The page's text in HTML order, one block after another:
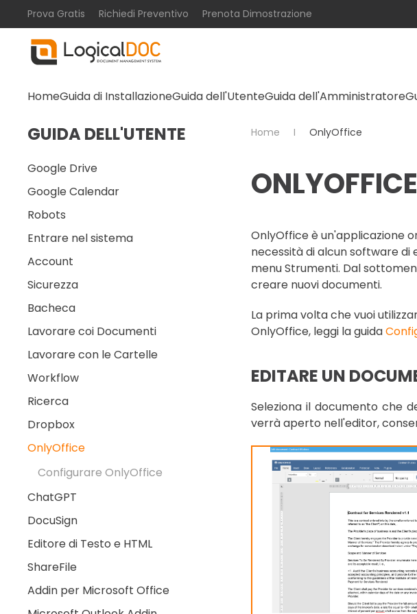
Skip to main content
Prova Gratis Richiedi Preventivo Prenota Dimostrazione
HomeGuida di InstallazioneGuida dell'UtenteGuida dell'Amministratore
Home OnlyOffice
ONLYOFFICE
OnlyOffice è un'applicazione
necessità di alcun software di
menu Strumenti. Dal
creare nuovi documenti.
La prima volta che vuoi
OnlyOffice, leggi la guida
EDITARE UN
Seleziona il documento che
verrà aperto nell'editor,
GUIDA DELL'UTENTE
Google Drive
Google Calendar
Robots
Entrare nel sistema
Account
Sicurezza
Bacheca
Lavorare coi Documenti
Lavorare con le Cartelle
Workflow
Ricerca
Dropbox
OnlyOffice
Configurare OnlyOffice
ChatGPT
DocuSign
Editore di Testo e HTML
ShareFile
Addin per Microsoft Office